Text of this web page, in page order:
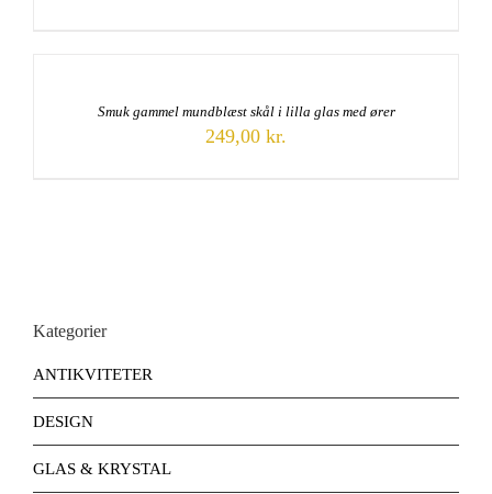
Smuk gammel mundblæst skål i lilla glas med ører
249,00 kr.
Kategorier
ANTIKVITETER
DESIGN
GLAS & KRYSTAL